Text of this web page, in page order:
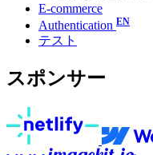
E-commerce
Authentication
テスト
スポンサー